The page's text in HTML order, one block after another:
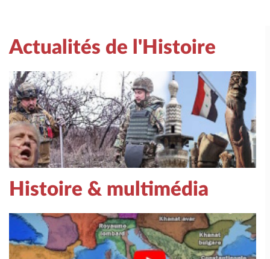
Actualités de l'Histoire
Histoire & multimédia